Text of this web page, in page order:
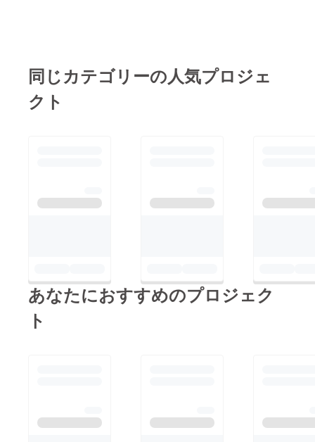
同じカテゴリーの人気プロジェ
クト
あなたにおすすめのプロジェク
ト